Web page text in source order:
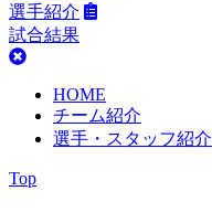
選手紹介
試合結果
HOME
チーム紹介
選手・スタッフ紹介
Top